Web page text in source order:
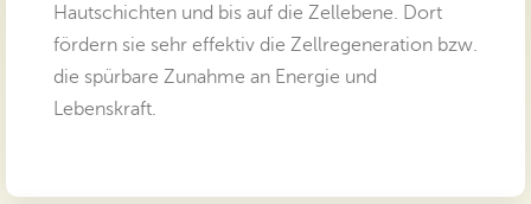
Hautschichten und bis auf die Zellebene. Dort
fördern sie sehr effektiv die Zellregeneration bzw.
die spürbare Zunahme an Energie und
Lebenskraft.